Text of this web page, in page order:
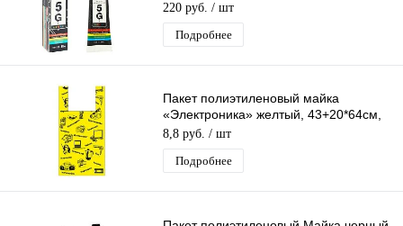
220 руб. / шт
Подробнее
Пакет полиэтиленовый майка
«Электроника» желтый, 43+20*64см,
23 мкм
8,8 руб. / шт
Подробнее